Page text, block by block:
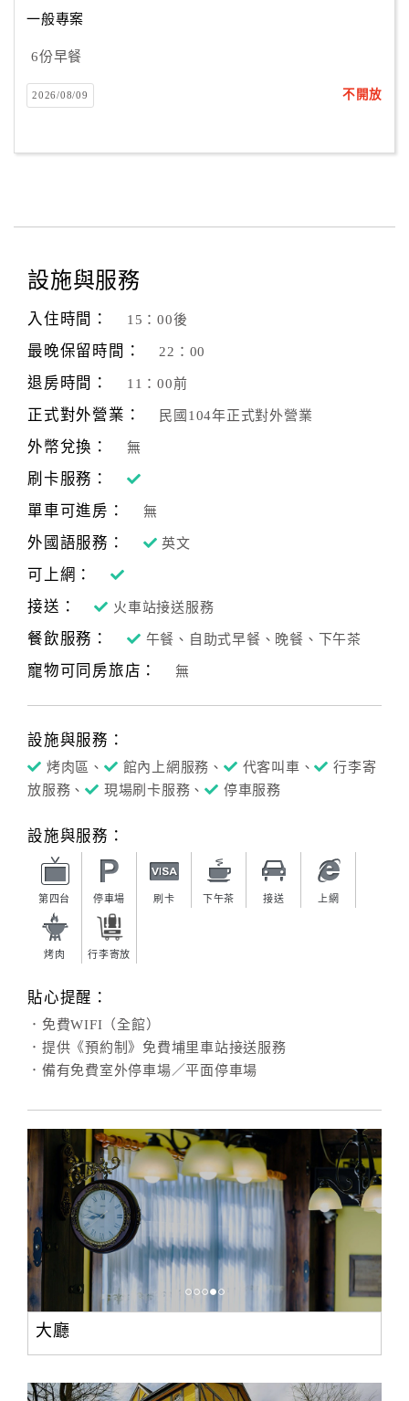
一般專案
6份早餐
2026/08/09 不開放
設施與服務
入住時間： 15：00後
最晚保留時間： 22：00
退房時間： 11：00前
正式對外營業： 民國104年正式對外營業
外幣兌換： 無
刷卡服務：
單車可進房：
無
外國語服務： 英文
可上網：
接送：
火車站接送服務
餐飲服務： 午餐、自助式早餐、晚餐、下午茶
寵物可同房旅店： 無
設施與服務：
烤肉區、 館內上網服務、 代客叫車、
行李寄
放服務、
現場刷卡服務、 停車服務
設施與服務：
第四台 停車場 刷卡 下午茶 接送 上網
烤肉 行李寄放
貼心提醒：
．免費WIFI（全館）
．提供《預約制》免費埔里車站接送服務
．備有免費室外停車場／平面停車場
大廳